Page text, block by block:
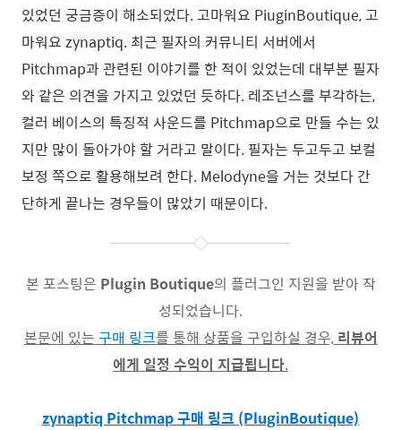
있었던 궁금증이 해소되었다. 고마워요 PiuginBoutique, 고
마워요 zynaptiq. 최근 필자의 커뮤니티 서버에서
Pitchmap과 관련된 이야기를 한 적이 있었는데 대부분 필자
와 같은 의견을 가지고 있었던 듯하다. 레조넌스를 부각하는,
컬러 베이스의 특징적 사운드를 Pitchmap으로 만들 수는 있
지만 많이 돌아가야 할 거라고 말이다. 필자는 두고두고 보컬
보정 쪽으로 활용해보려 한다. Melodyne을 거는 것보다 간
단하게 끝나는 경우들이 많았기 때문이다.
본 포스팅은 Plugin Boutique의 플러그인 지원을 받아 작
성되었습니다.
본문에 있는 구매 링크를 통해 상품을 구입하실 경우, 리뷰어
에게 일정 수익이 지급됩니다.
zynaptiq Pitchmap 구매 링크 (PluginBoutique)